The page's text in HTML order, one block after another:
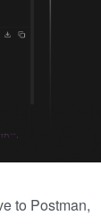
to Postman,